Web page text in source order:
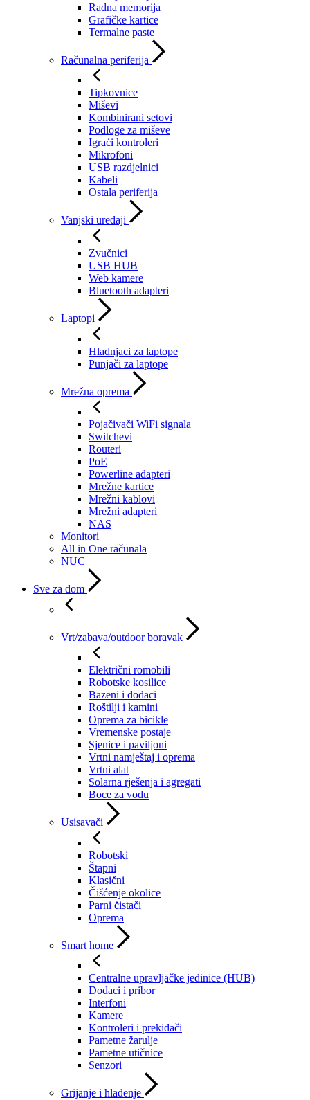
Radna memorija
Grafičke kartice
Termalne paste
Računalna periferija
Tipkovnice
Miševi
Kombinirani setovi
Podloge za miševe
Igraći kontroleri
Mikrofoni
USB razdjelnici
Kabeli
Ostala periferija
Vanjski uređaji
Zvučnici
USB HUB
Web kamere
Bluetooth adapteri
Laptopi
Hladnjaci za laptope
Punjači za laptope
Mrežna oprema
Pojačivači WiFi signala
Switchevi
Routeri
PoE
Powerline adapteri
Mrežne kartice
Mrežni kablovi
Mrežni adapteri
NAS
Monitori
All in One računala
NUC
Sve za dom
Vrt/zabava/outdoor boravak
Električni romobili
Robotske kosilice
Bazeni i dodaci
Roštilji i kamini
Oprema za bicikle
Vremenske postaje
Sjenice i paviljoni
Vrtni namještaj i oprema
Vrtni alat
Solarna rješenja i agregati
Boce za vodu
Usisavači
Robotski
Štapni
Klasični
Čišćenje okolice
Parni čistači
Oprema
Smart home
Centralne upravljačke jedinice (HUB)
Dodaci i pribor
Interfoni
Kamere
Kontroleri i prekidači
Pametne žarulje
Pametne utičnice
Senzori
Grijanje i hlađenje